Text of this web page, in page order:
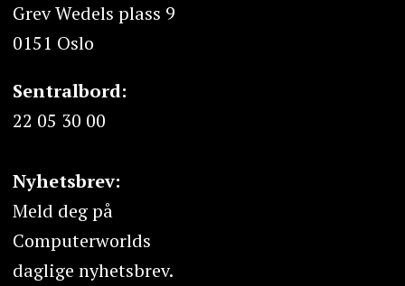
Grev Wedels plass 9
0151 Oslo
Sentralbord:
22 05 30 00
Nyhetsbrev:
Meld deg på
Computerworlds
daglige nyhetsbrev.